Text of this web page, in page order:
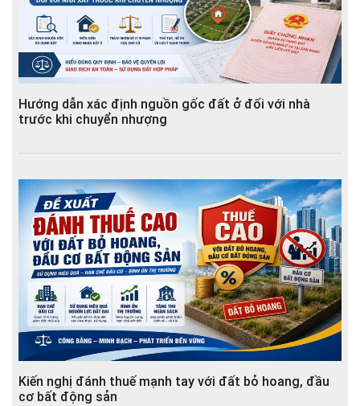
Hướng dẫn xác định nguồn gốc đất ở đối với nhà
trước khi chuyển nhượng
Kiến nghị đánh thuế mạnh tay với đất bỏ hoang, đầu
cơ bất động sản